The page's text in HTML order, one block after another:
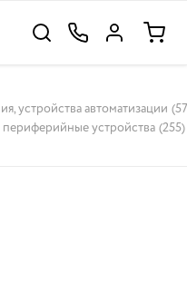
устройства автоматизации
устройства (255)